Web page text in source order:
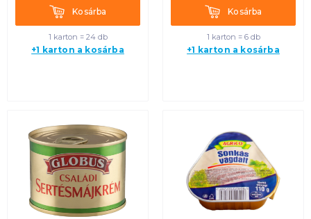
KosárbaKosárba
1 karton = 24 db
+1 karton a kosárba
KosárbaKosárba
1 karton = 6 db
+1 karton a kosárba